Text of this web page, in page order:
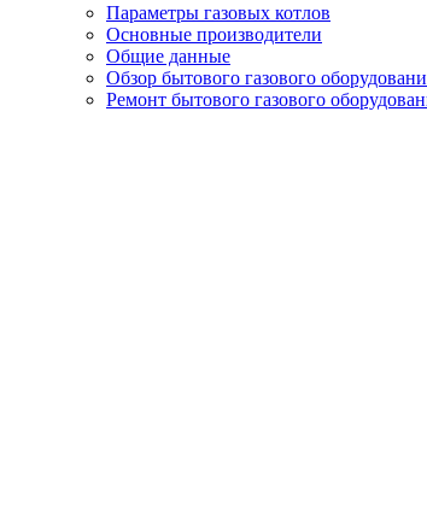
Параметры газовых котлов
Основные производители
Общие данные
Обзор бытового газового
Ремонт бытового газового